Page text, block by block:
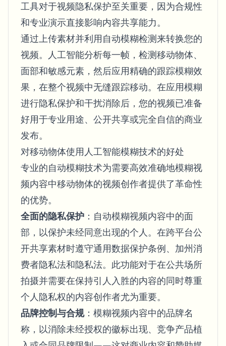
Bulk background removal
工具对于视频隐私保护至关重要，因为合规性
和专业演示直接影响内容共享能力。
通过上传素材并利用自动模糊检测来转换您的
视频。人工智能分析每一帧，检测移动物体、
面部和敏感元素，然后应用精确的跟踪模糊效
果，在整个视频中无缝跟踪移动。在应用模糊
进行隐私保护和干扰消除后，您的视频已准备
好用于专业用途、公开共享或完全自信的商业
发布。
对移动物体使用人工智能模糊技术的好处
专业的自动模糊技术为需要高效准确地模糊视
频内容中移动物体的视频创作者提供了革命性
的优势。
全面的隐私保护 ：自动模糊视频内容中的面
部，以保护未经同意出现的个人。在跨平台公
开共享素材时遵守通用数据保护条例、加州消
费者隐私法和隐私法。此功能对于在公共场所
拍摄并需要在保持引人入胜的内容的同时尊重
个人隐私权的内容创作者尤为重要。
品牌控制与合规：模糊视频内容中的品牌名
称，以消除未经授权的徽标出现、竞争产品植